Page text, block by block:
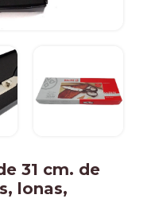
31 cm. de
lonas,